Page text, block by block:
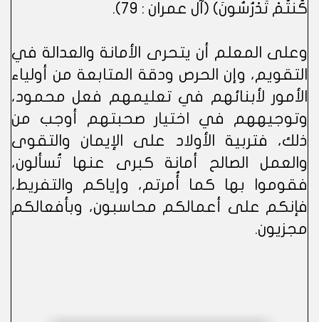
كُنتُمْ تَدْرُسُونَ) (آل عمران : 79).
وعلى المعلم أن يتحرى الأمانة والعدالة في
التقويم، وإن الحرص ودقة المتابعة من أولياء
الأمور لأبنائهم في تعليمهم فعل محمود،
وتوجيههم في اختيار صحبتهم أوجب من
ذلك، فتربية الأولاد على الإيمان والتقوى
والعمل الصالح أمانة كبرى عنها تُسألون،
فقوموا بها كما أُمرتم، وإياكم والتفريط،
فإنكم على أعمالكم محاسبون، وبأفعالكم
مجزيون.